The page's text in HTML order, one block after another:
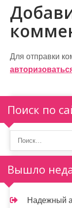
Для отправки
Поиск по
Вышло
Надежный